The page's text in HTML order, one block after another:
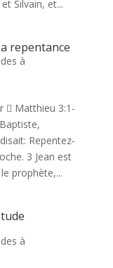
Silvain, et...
repentance
à
 Matthieu 3:1-
Repentez-
3 Jean est
prophète,...
à